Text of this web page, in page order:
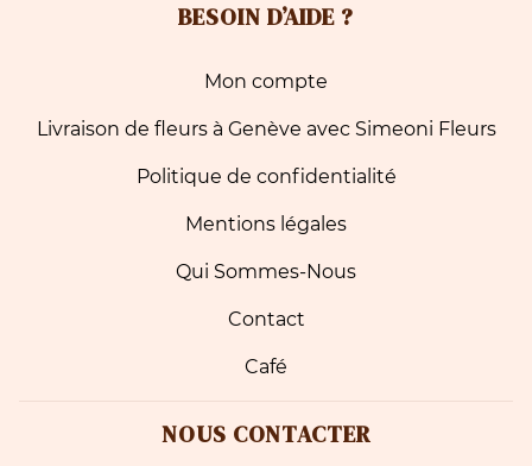
BESOIN D’AIDE ?
Mon compte
Livraison de fleurs à Genève avec Simeoni Fleurs
Politique de confidentialité
Mentions légales
Qui Sommes-Nous
Contact
Café
NOUS CONTACTER